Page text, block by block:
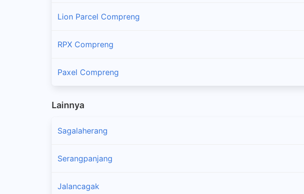
Lion Parcel Compreng
RPX Compreng
Paxel Compreng
Lainnya
Sagalaherang
Serangpanjang
Jalancagak